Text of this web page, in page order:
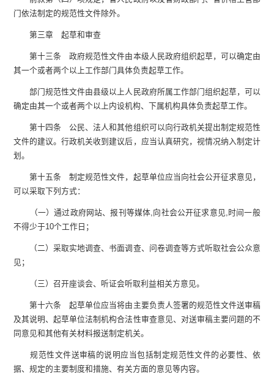
门依法制定的规范性文件除外。
第三章 起草和审查
第十三条 政府规范性文件由本级人民政府组织起草，可以确定由
其一个或者两个以上工作部门具体负责起草工作。
部门规范性文件由县级以上人民政府所属工作部门组织起草，可以
确定由其一个或者两个以上内设机构、下属机构具体负责起草工作。
第十四条 公民、法人和其他组织可以向行政机关提出制定规范性
文件的建议。行政机关收到建议后，应当认真研究，视情况纳入制定计
划。
第十五条 制定规范性文件，起草单位应当向社会公开征求意见，
可以采取下列方式：
（一）通过政府网站、报刊等媒体,向社会公开征求意见,时间一般
不得少于10个工作日；
（二）采取实地调查、书面调查、问卷调查等方式听取社会公众意
见；
（三）召开座谈会、听证会听取利益相关方意见。
第十六条 起草单位应当将由主要负责人签署的规范性文件送审稿
及其说明、起草单位法制机构合法性审查意见、对送审稿主要问题的不
同意见和其他有关材料报送制定机关。
规范性文件送审稿的说明应当包括制定规范性文件的必要性、依
据、规定的主要制度和措施、有关方面的意见等内容。